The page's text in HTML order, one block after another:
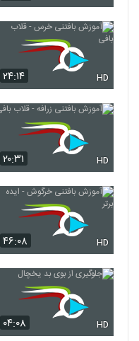
۲۴:۱۴ HD
۲۰:۳۱ HD
۴۶:۰۸ HD
۰۴:۰۸ HD